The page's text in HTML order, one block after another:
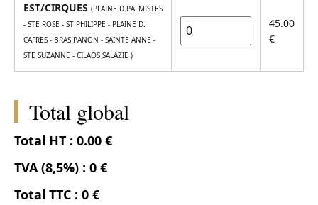
EST/CIRQUES (PLAINE D.PALMISTES
- STE ROSE - ST PHILIPPE - PLAINE D.
CAFRES - BRAS PANON - SAINTE ANNE -
STE SUZANNE - CILAOS SALAZIE )
45.00
€
Total global
Total HT : 0.00 €
TVA (8,5%) : 0 €
Total TTC : 0 €